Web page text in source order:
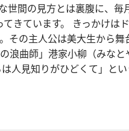
世間の見方とは裏腹に、毎
きています。 きっかけは
その主人公は美大生から舞
浪曲師」港家小柳（みなと
人見知りがひどくて」と